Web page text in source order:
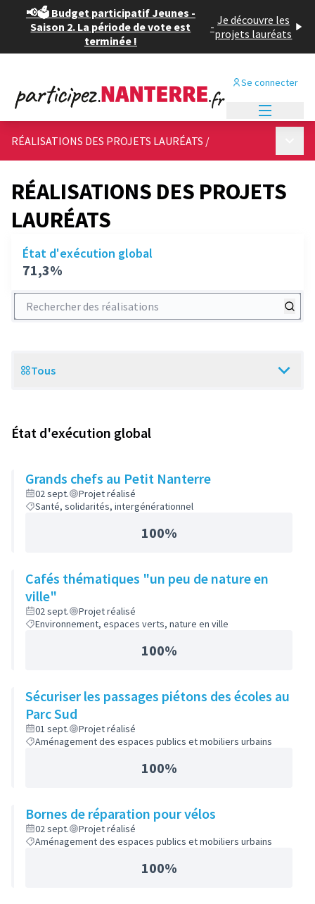
📢🗳️ Budget participatif Jeunes -
Saison 2. La période de vote est
terminée !
- Je découvre les
projets lauréats
Se connecter
RÉALISATIONS DES PROJETS LAURÉATS /
RÉALISATIONS DES PROJETS
LAURÉATS
État d'exécution global
71,3%
Rechercher des réalisations
Scope
Tous
État d'exécution global
Grands chefs au Petit Nanterre
02 sept.
Projet réalisé
Santé, solidarités, intergénérationnel
100%
Cafés thématiques "un peu de nature en
ville"
02 sept.
Projet réalisé
Environnement, espaces verts, nature en ville
100%
Sécuriser les passages piétons des écoles au
Parc Sud
01 sept.
Projet réalisé
Aménagement des espaces publics et mobiliers urbains
100%
Bornes de réparation pour vélos
02 sept.
Projet réalisé
Aménagement des espaces publics et mobiliers urbains
100%